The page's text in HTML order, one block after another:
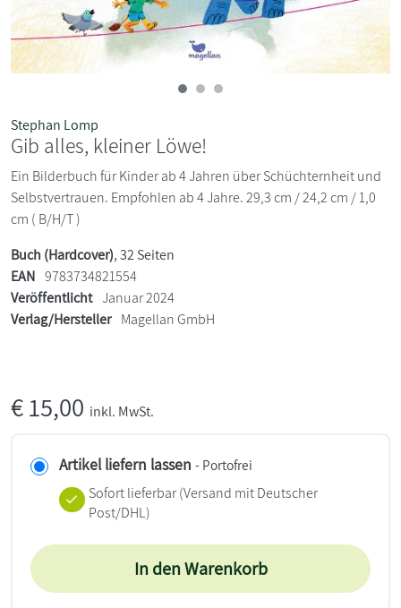
Stephan Lomp
Gib alles, kleiner Löwe!
Ein Bilderbuch für Kinder ab 4 Jahren über Schüchternheit und
Selbstvertrauen. Empfohlen ab 4 Jahre. 29,3 cm / 24,2 cm / 1,0
cm ( B/H/T )
Buch (Hardcover), 32 Seiten
EAN 9783734821554
Veröffentlicht Januar 2024
Verlag/Hersteller Magellan GmbH
€15,00 inkl. MwSt.
Artikel liefern lassen - Portofrei
Sofort lieferbar(Versand mit Deutscher
Post/DHL)
In den Warenkorb